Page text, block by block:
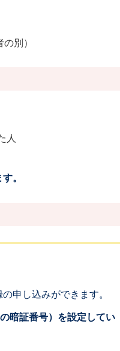
別）
人
。
申し込みができます。
暗証番号）を設定してい